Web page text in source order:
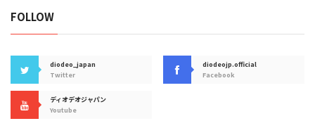
FOLLOW
diodeo_japan
Twitter
diodeojp.official
Facebook
ディオデオジャパン
Youtube